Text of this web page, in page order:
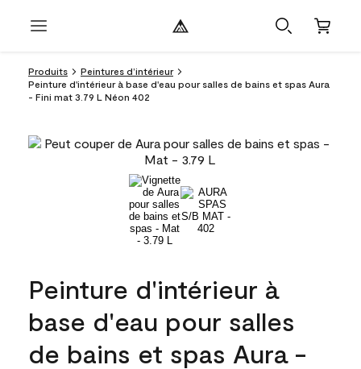
Produits
Peintures d’intérieur
Peinture d'intérieur à base d'eau pour salles de bains et spas Aura
- Fini mat 3.79 L Néon 402
Peinture d'intérieur à
base d'eau pour salles
de bains et spas Aura -